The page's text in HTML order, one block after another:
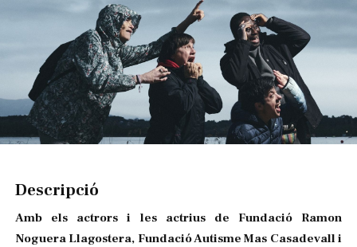
Descripció
Amb els actrors i les actrius de Fundació Ramon
Noguera Llagostera, Fundació Autisme Mas Casadevall i